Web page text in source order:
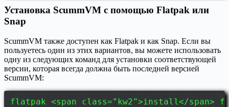
Установка ScummVM с помощью Flatpak или
Snap
ScummVM также доступен как Flatpak и как Snap. Если вы
пользуетесь один из этих вариантов, вы можете использовать
одну из следующих команд для установки соответствующей
версии, которая всегда должна быть последней версией
ScummVM:
flatpak <span class="kw2">install</span>